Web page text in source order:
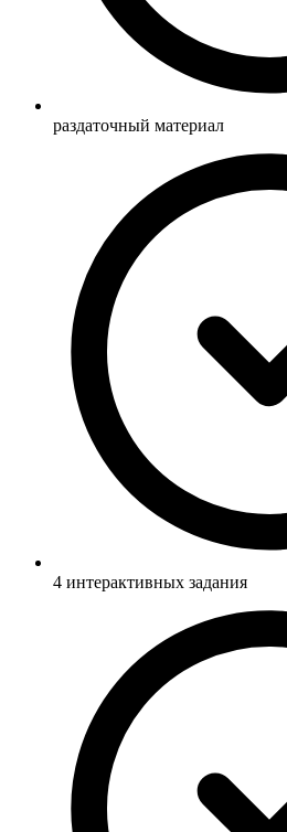
раздаточный материал
4 интерактивных задания